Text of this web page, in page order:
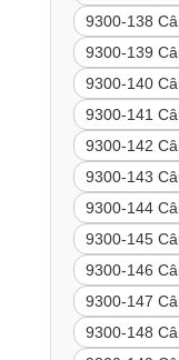
9300-138
9300-139
9300-140
9300-141
9300-142
9300-143
9300-144
9300-145
9300-146
9300-147
9300-148